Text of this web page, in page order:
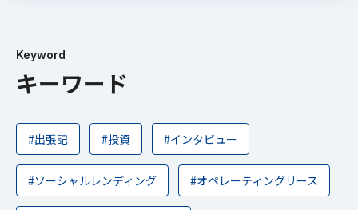
Keyword
キーワード
#出張記 #投資 #インタビュー
#ソーシャルレンディング #オペレーティングリース